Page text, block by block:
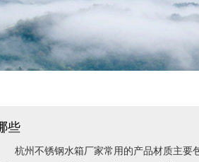
些
不锈钢水箱厂家常用的产品材质主要